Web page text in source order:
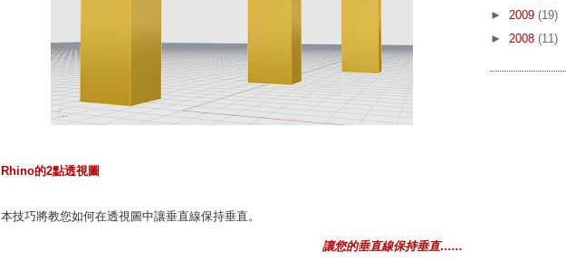
Rhino的2點透視圖
本技巧將教您如何在透視圖中讓垂直線保持垂直。
讓您的垂直線保持垂直…...
► 2009 (19)
► 2008 (11)